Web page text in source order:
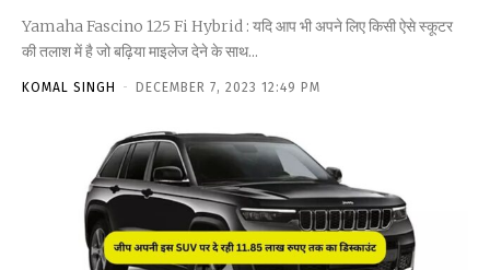
Yamaha Fascino 125 Fi Hybrid : यदि आप भी अपने लिए किसी ऐसे स्कूटर
की तलाश में है जो बढ़िया माइलेज देने के साथ...
KOMAL SINGH - DECEMBER 7, 2023 12:49 PM